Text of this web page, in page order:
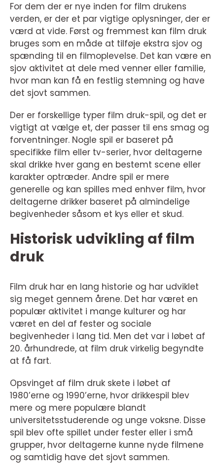
For dem der er nye inden for film drukens
verden, er der et par vigtige oplysninger, der er
værd at vide. Først og fremmest kan film druk
bruges som en måde at tilføje ekstra sjov og
spænding til en filmoplevelse. Det kan være en
sjov aktivitet at dele med venner eller familie,
hvor man kan få en festlig stemning og have
det sjovt sammen.
Der er forskellige typer film druk-spil, og det er
vigtigt at vælge et, der passer til ens smag og
forventninger. Nogle spil er baseret på
specifikke film eller tv-serier, hvor deltagerne
skal drikke hver gang en bestemt scene eller
karakter optræder. Andre spil er mere
generelle og kan spilles med enhver film, hvor
deltagerne drikker baseret på almindelige
begivenheder såsom et kys eller et skud.
Historisk udvikling af film
druk
Film druk har en lang historie og har udviklet
sig meget gennem årene. Det har været en
populær aktivitet i mange kulturer og har
været en del af fester og sociale
begivenheder i lang tid. Men det var i løbet af
20. århundrede, at film druk virkelig begyndte
at få fart.
Opsvinget af film druk skete i løbet af
1980’erne og 1990’erne, hvor drikkespil blev
mere og mere populære blandt
universitetsstuderende og unge voksne. Disse
spil blev ofte spillet under fester eller i små
grupper, hvor deltagerne kunne nyde filmene
og samtidig have det sjovt sammen.